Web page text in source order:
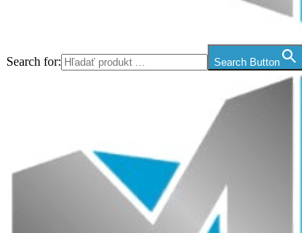
Search for: Search Button